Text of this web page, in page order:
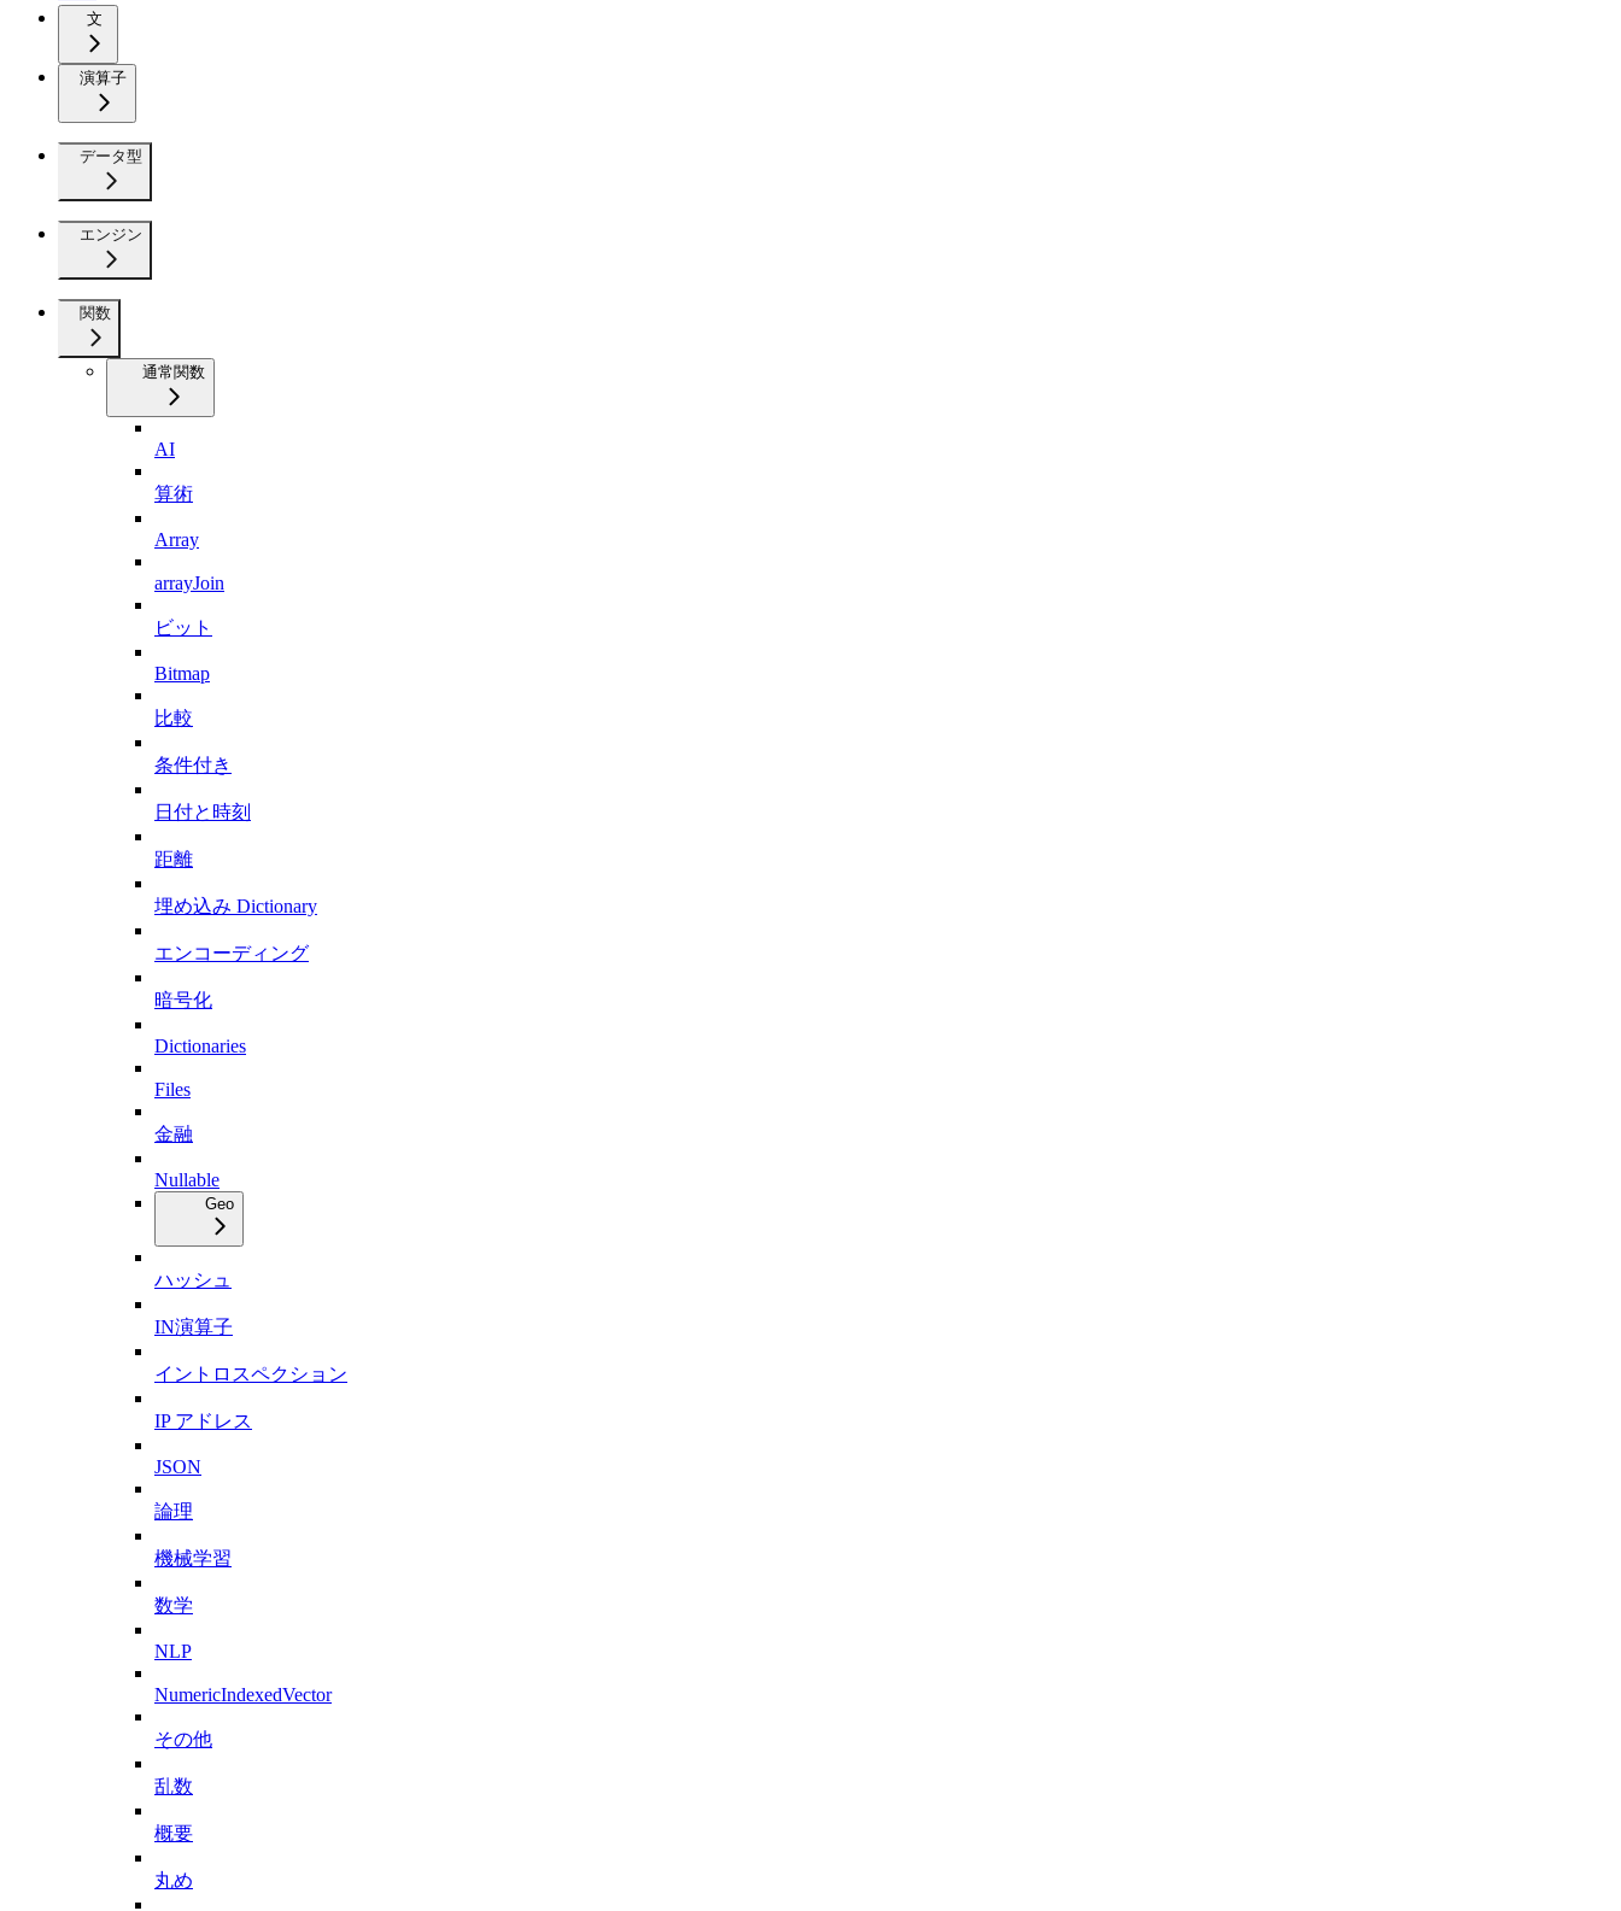
文
演算子
データ型
エンジン
関数
通常関数
AI
算術
Array
arrayJoin
ビット
Bitmap
比較
条件付き
日付と時刻
距離
埋め込み Dictionary
エンコーディング
暗号化
Dictionaries
Files
金融
Nullable
Geo
ハッシュ
IN演算子
イントロスペクション
IP アドレス
JSON
論理
機械学習
数学
NLP
NumericIndexedVector
その他
乱数
概要
丸め